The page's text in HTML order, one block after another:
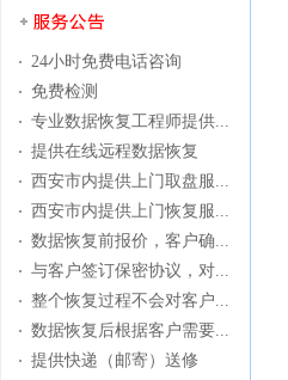
24小时免费电话咨询
免费检测
专业数据恢复工程师提供...
提供在线远程数据恢复
西安市内提供上门取盘服...
西安市内提供上门恢复服...
数据恢复前报价，客户确...
与客户签订保密协议，对...
整个恢复过程不会对客户...
数据恢复后根据客户需要...
提供快递（邮寄）送修